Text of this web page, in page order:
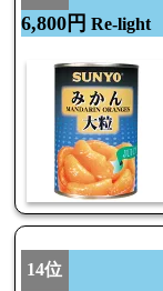
6,800円 Re-light
14位